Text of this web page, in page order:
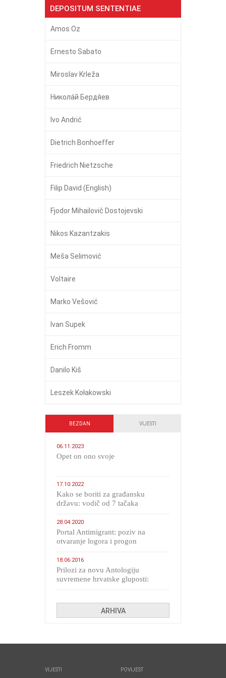
DEPOSITUM SENTENTIAE
Amos Oz
Ernesto Sabato
Miroslav Krleža
Никола́й Бердя́ев
Ivo Andrić
Dietrich Bonhoeffer
Friedrich Nietzsche
Filip David (English)
Fjodor Mihailovič Dostojevski
Nikos Kazantzakis
Meša Selimović
Voltaire
Marko Vešović
Ivan Supek
Erich Fromm
Danilo Kiš
Leszek Kołakowski
BEZDAN VIJESTI
06.11.2023
​Opet on ono svoje
17.10.2022
Kako se boriti za građansku
državu: vodič od 7 tačaka
28.04.2020
Portal Antimigrant: poziv na
otvaranje logora i progon
18.06.2016
Prilozi za novu Antologiju
suvremene hrvatske gluposti:
ARHIVA
VIJESTI POVIJEST